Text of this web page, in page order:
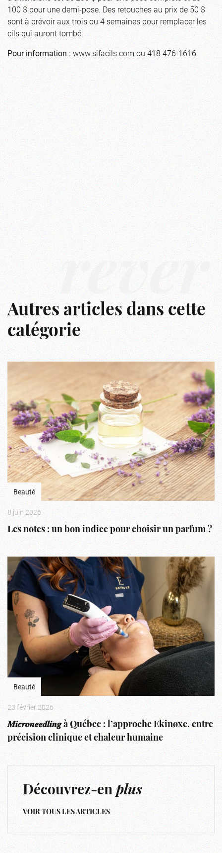
100 $ pour une demi-pose. Des retouches au prix de 50 $
sont à prévoir aux trois ou 4 semaines pour remplacer les
cils qui auront tombé.
Pour information :www.sifacils.com ou 418 476-1616
rêver
Autres articles dans cette
catégorie
Beauté
8 juin 2026
Les notes : un bon indice pour choisir un parfum ?
Beauté
23 février 2026
𝑴𝒊𝒄𝒓𝒐𝒏𝒆𝒆𝒅𝒍𝒊𝒏𝒈 à Québec : l’approche Ekinøxe, entre
précision clinique et chaleur humaine
Découvrez-enplus
VOIR TOUS LES ARTICLES